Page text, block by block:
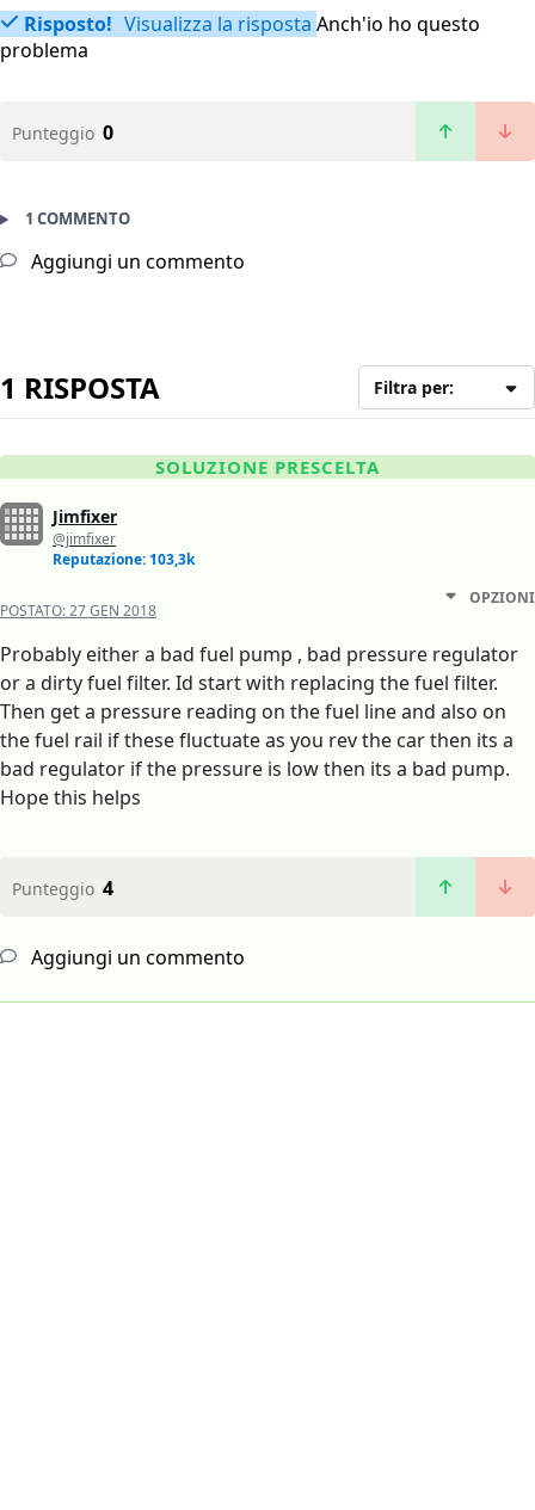
Risposto! Visualizza la risposta Anch'io ho questo
problema
Punteggio 0
1 COMMENTO
Aggiungi un commento
1 RISPOSTA Filtra per:
SOLUZIONE PRESCELTA
Jimfixer
@jimfixer
Reputazione: 103,3k
POSTATO:27 GEN 2018
OPZIONI
Probably either a bad fuel pump , bad pressure regulator
or a dirty fuel filter. Id start with replacing the fuel filter.
Then get a pressure reading on the fuel line and also on
the fuel rail if these fluctuate as you rev the car then its a
bad regulator if the pressure is low then its a bad pump.
Hope this helps
Punteggio 4
Aggiungi un commento